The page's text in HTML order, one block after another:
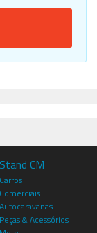
Stand CM
Carros
Comerciais
Autocaravanas
Peças & Acessórios